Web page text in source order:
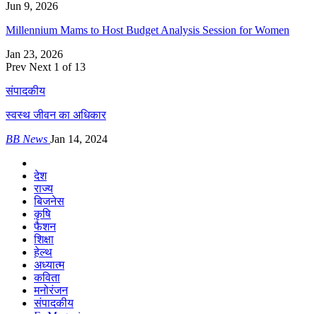
Jun 9, 2026
Millennium Mams to Host Budget Analysis Session for Women
Jan 23, 2026
Prev Next 1 of 13
संपादकीय
स्वस्थ जीवन का अधिकार
BB News Jan 14, 2024
देश
राज्य
बिजनेस
कृषि
फैशन
शिक्षा
हेल्थ
अध्यात्म
कविता
मनोरंजन
संपादकीय